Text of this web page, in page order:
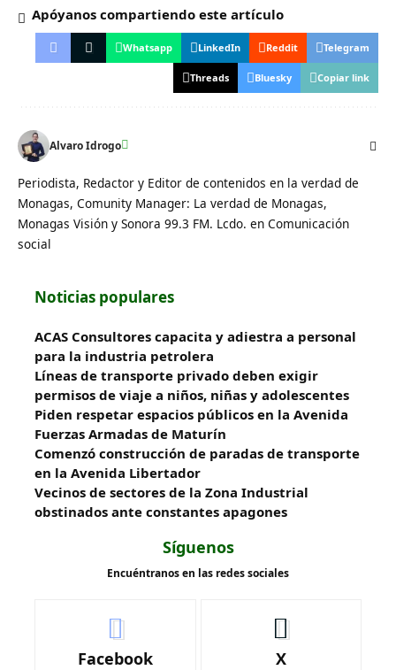
Apóyanos compartiendo este artículo
Whatsapp LinkedIn Reddit Telegram
Threads Bluesky Copiar link
Alvaro Idrogo
Periodista, Redactor y Editor de contenidos en la verdad de
Monagas, Comunity Manager: La verdad de Monagas,
Monagas Visión y Sonora 99.3 FM. Lcdo. en Comunicación
social
Noticias populares
ACAS Consultores capacita y adiestra a personal
para la industria petrolera
Líneas de transporte privado deben exigir
permisos de viaje a niños, niñas y adolescentes
Piden respetar espacios públicos en la Avenida
Fuerzas Armadas de Maturín
​Comenzó construcción de paradas de transporte
en la Avenida Libertador
Vecinos de sectores de la Zona Industrial
obstinados ante constantes apagones
Síguenos
Encuéntranos en las redes sociales
Facebook X